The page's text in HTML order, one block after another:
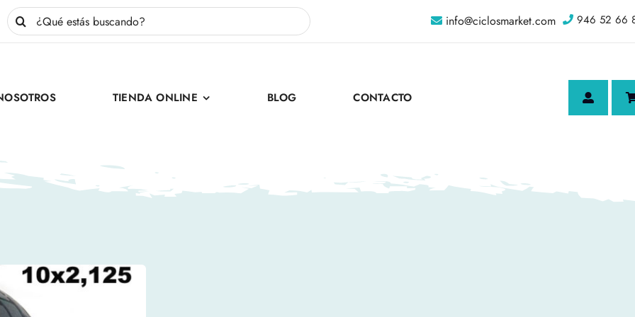
Buscar: info@ciclosmarket.com 946 52 66
TIENDA ONLINE BLOG CONTACTO